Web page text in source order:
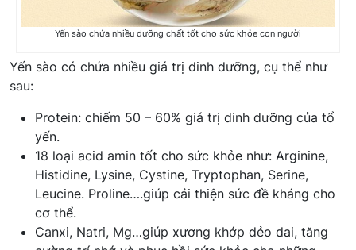
Yến sào chứa nhiều dưỡng chất tốt cho sức khỏe con người
Yến sào có chứa nhiều giá trị dinh dưỡng, cụ thể như
sau:
Protein: chiếm 50 – 60% giá trị dinh dưỡng của tổ
yến.
18 loại acid amin tốt cho sức khỏe như: Arginine,
Histidine, Lysine, Cystine, Tryptophan, Serine,
Leucine. Proline….giúp cải thiện sức đề kháng cho
cơ thể.
Canxi, Natri, Mg…giúp xương khớp dẻo dai, tăng